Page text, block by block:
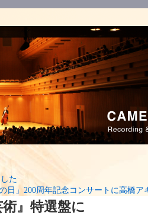
た
の日」200周年記念コンサートに高橋
』特選盤に